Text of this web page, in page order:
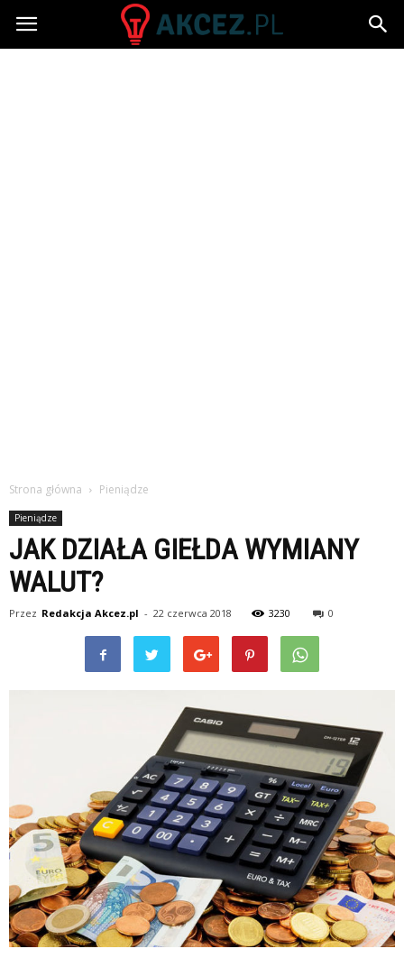
Akcez.pl
Strona główna Pieniądze
Pieniądze
JAK DZIAŁA GIEŁDA WYMIANY
WALUT?
Przez Redakcja Akcez.pl - 22 czerwca 2018 3230 0